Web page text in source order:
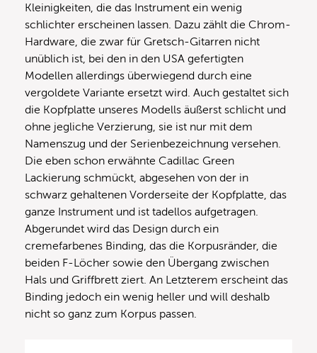
Kleinigkeiten, die das Instrument ein wenig
schlichter erscheinen lassen. Dazu zählt die Chrom-
Hardware, die zwar für Gretsch-Gitarren nicht
unüblich ist, bei den in den USA gefertigten
Modellen allerdings überwiegend durch eine
vergoldete Variante ersetzt wird. Auch gestaltet sich
die Kopfplatte unseres Modells äußerst schlicht und
ohne jegliche Verzierung, sie ist nur mit dem
Namenszug und der Serienbezeichnung versehen.
Die eben schon erwähnte Cadillac Green
Lackierung schmückt, abgesehen von der in
schwarz gehaltenen Vorderseite der Kopfplatte, das
ganze Instrument und ist tadellos aufgetragen.
Abgerundet wird das Design durch ein
cremefarbenes Binding, das die Korpusränder, die
beiden F-Löcher sowie den Übergang zwischen
Hals und Griffbrett ziert. An Letzterem erscheint das
Binding jedoch ein wenig heller und will deshalb
nicht so ganz zum Korpus passen.